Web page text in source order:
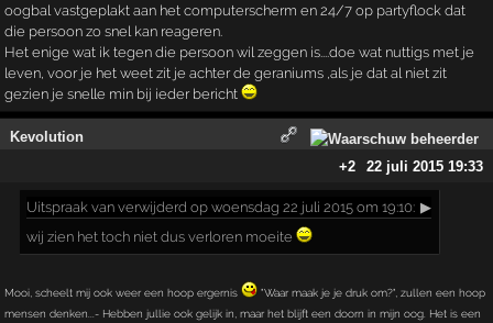
oogbal vastgeplakt aan het computerscherm en 24/7 op partyflock dat
die persoon zo snel kan reageren.
Het enige wat ik tegen die persoon wil zeggen is....doe wat nuttigs met je
leven, voor je het weet zit je achter de geraniums ,als je dat al niet zit
gezien je snelle min bij ieder bericht
Kevolution
+2
22 juli 2015 19:33
Uitspraak van verwijderd op woensdag 22 juli 2015 om 19:10: ▶
wij zien het toch niet dus verloren moeite
Mooi, scheelt mij ook weer een hoop ergernis
"Waar maak je je druk om?", zullen een hoop
mensen denken...- Hebben jullie ook gelijk in, maar het blijft een doorn in mijn oog. Het is een